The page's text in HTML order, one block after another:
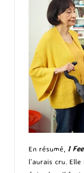
En résumé, I
l’aurais cru.